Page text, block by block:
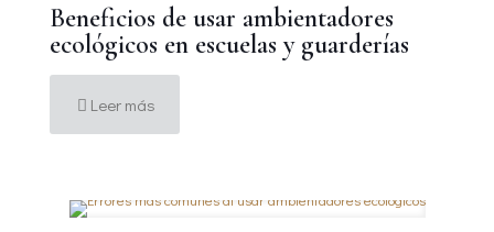
Beneficios de usar ambientadores
ecológicos en escuelas y guarderías
Leer más